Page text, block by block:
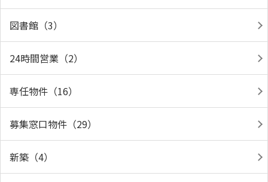
図書館（3）
24時間営業（2）
専任物件（16）
募集窓口物件（29）
新築（4）